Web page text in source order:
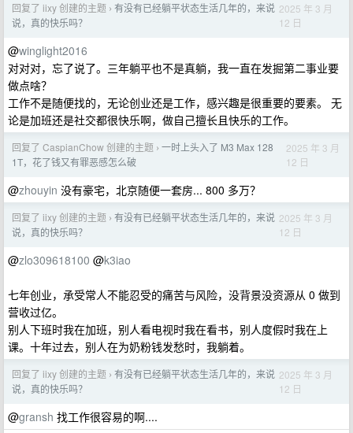
回复了 iixy 创建的主题 › 有没有已经躺平状态生活几年的，来说
说，真的快乐吗？
2025 年 3 月
12 日
@winglight2016
对对对，忘了说了。三年躺平也不是真躺，我一直在发掘第二事业要
做点啥？
工作不是随便找的，无论创业还是工作，感兴趣是很重要的要素。 无
论是加班还是社交都很快乐啊，做自己擅长且快乐的工作。
回复了 CaspianChow 创建的主题 › 一时上头入了 M3 Max 128
1T，花了钱又有罪恶感怎么破
2025 年 3 月
12 日
@zhouyin 没有豪宅，北京随便一套房... 800 多万？
回复了 iixy 创建的主题 › 有没有已经躺平状态生活几年的，来说
说，真的快乐吗？
2025 年 3 月
12 日
@zlo309618100 @k3iao
七年创业，承受常人不能忍受的痛苦与风险，没背景没资源从 0 做到
营收过亿。
别人下班时我在加班，别人看电视时我在看书，别人度假时我在上
课。十年过去，别人在为奶粉钱发愁时，我躺着。
回复了 iixy 创建的主题 › 有没有已经躺平状态生活几年的，来说
说，真的快乐吗？
2025 年 3 月
12 日
@gransh 找工作很容易的啊....